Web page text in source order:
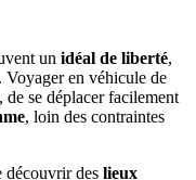
un idéal de liberté,
Voyager en véhicule de
, de se déplacer facilement
, loin des contraintes
découvrir des lieux